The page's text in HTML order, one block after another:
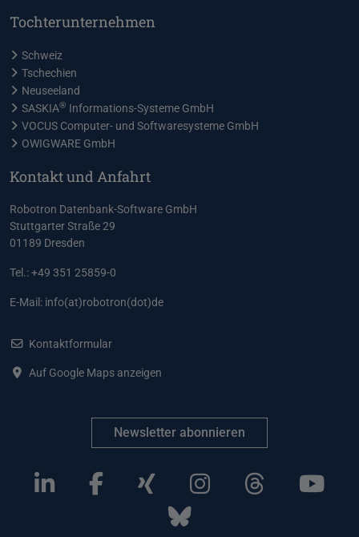
Tochterunternehmen
Schweiz
Tschechien
Neuseeland
SASKIA® Informations-Systeme GmbH
VOCUS Computer- und Softwaresysteme GmbH
OWIGWARE GmbH
Kontakt und Anfahrt
Robotron Datenbank-Software GmbH
Stuttgarter Straße 29
01189 Dresden
Tel.: +49 351 25859-0
E-Mail: info(at)robotron(dot)de
Kontaktformular
Auf Google Maps anzeigen
Newsletter abonnieren